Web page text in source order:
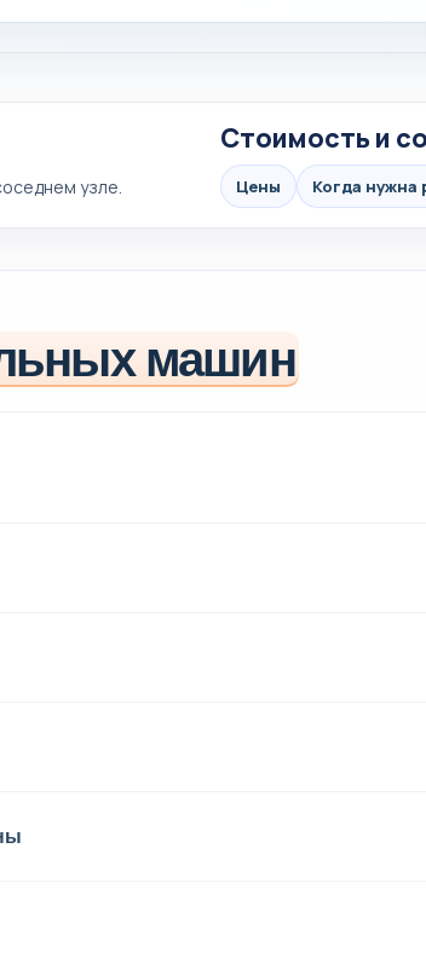
Стоимость и
узле. Цены Когда нужна
машин